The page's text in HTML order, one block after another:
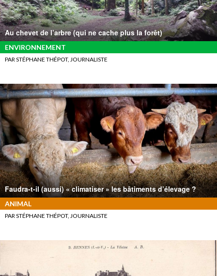
Au chevet de l’arbre (qui ne cache plus la forêt)
ENVIRONNEMENT
PAR STÉPHANE THÉPOT, JOURNALISTE
Faudra-t-il (aussi) « climatiser » les bâtiments d’élevage ?
ANIMAL
PAR STÉPHANE THÉPOT, JOURNALISTE